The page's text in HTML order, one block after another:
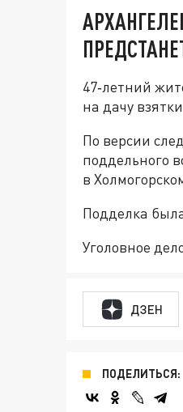
47‑летний
на дачу
По версии
поддельного
в
Подделка
Уголовное
ДЗЕН
ПОДЕЛИТЬСЯ: